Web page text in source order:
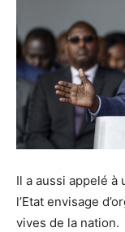
Il a aussi appelé
l’Etat envisage
vives de la nation.